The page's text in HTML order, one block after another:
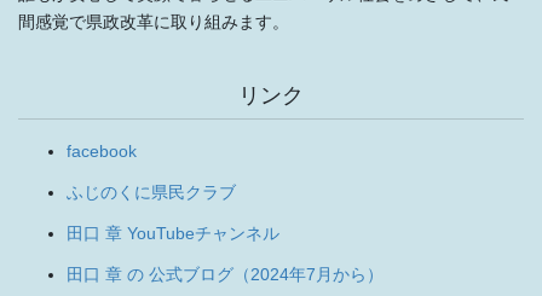
間感覚で県政改革に取り組みます。
リンク
facebook
ふじのくに県民クラブ
田口 章 YouTubeチャンネル
田口 章 の 公式ブログ（2024年7月から）